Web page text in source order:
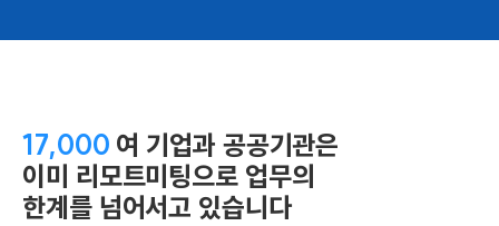
17,000 여 기업과 공공기관은
이미 리모트미팅으로 업무의
한계를 넘어서고 있습니다